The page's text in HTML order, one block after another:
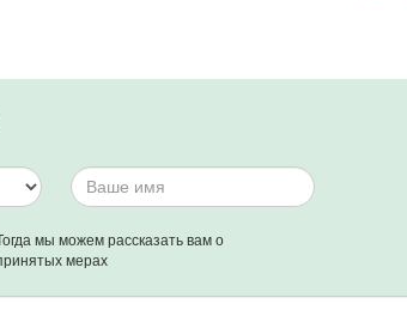
мы можем рассказать вам о
мерах